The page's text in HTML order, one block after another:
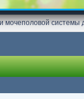
мочеполовой системы